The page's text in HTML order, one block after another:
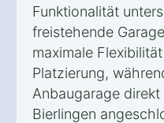
Funktionalität
freistehende
maximale
Platzierung,
Anbaugarage direkt
Bierlingen